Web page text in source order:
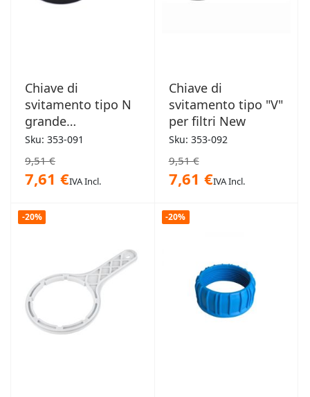
Chiave di
svitamento tipo N
grande
Junior/Senior
Sku: 353-091
9,51 €
7,61 €IVA Incl.
Chiave di
svitamento tipo "V"
per filtri New
Sku: 353-092
9,51 €
7,61 €IVA Incl.
-20% -20%